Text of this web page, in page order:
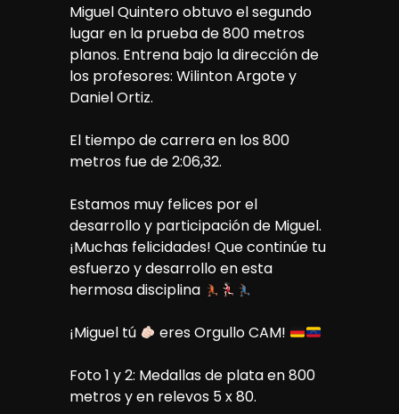
Miguel Quintero obtuvo el segundo
lugar en la prueba de 800 metros
planos. Entrena bajo la dirección de
los profesores: Wilinton Argote y
Daniel Ortiz.
El tiempo de carrera en los 800
metros fue de 2:06,32.
Estamos muy felices por el
desarrollo y participación de Miguel.
¡Muchas felicidades! Que continúe tu
esfuerzo y desarrollo en esta
hermosa disciplina
¡Miguel tú eres Orgullo CAM!
Foto 1 y 2: Medallas de plata en 800
metros y en relevos 5 x 80.